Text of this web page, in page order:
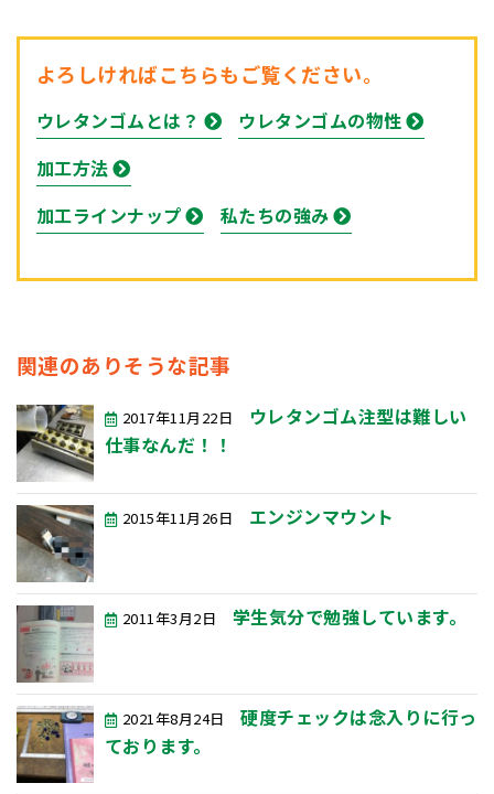
よろしければこちらもご覧ください。
ウレタンゴムとは？
ウレタンゴムの物性
加工方法
加工ラインナップ
私たちの強み
関連のありそうな記事
2017年11月22日
ウレタンゴム注型は難しい
仕事なんだ！！
2015年11月26日 エンジンマウント
2011年3月2日 学生気分で勉強しています。
2021年8月24日
硬度チェックは念入りに行っ
ております。